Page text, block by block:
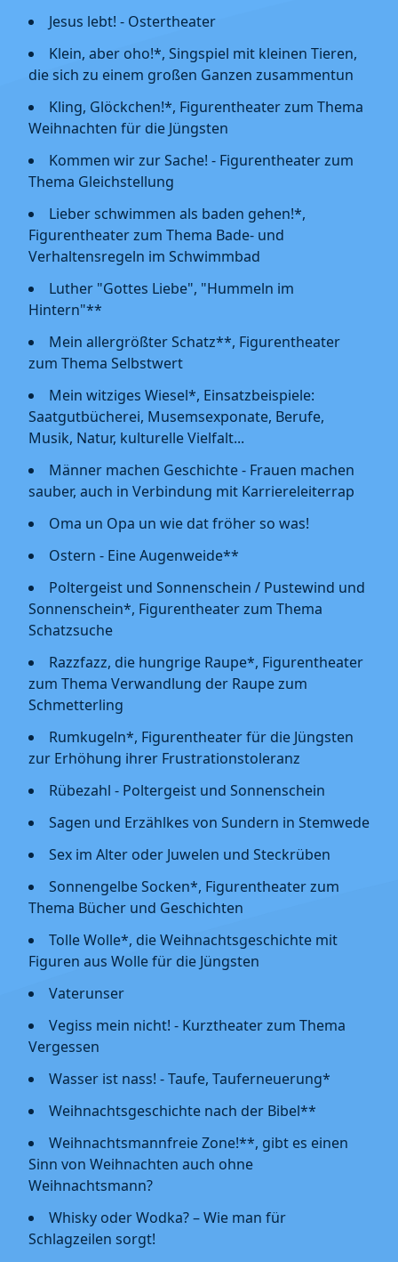
Jesus lebt! - Ostertheater
Klein, aber oho!*, Singspiel mit kleinen Tieren,
die sich zu einem großen Ganzen zusammentun
Kling, Glöckchen!*, Figurentheater zum Thema
Weihnachten für die Jüngsten
Kommen wir zur Sache! - Figurentheater zum
Thema Gleichstellung
Lieber schwimmen als baden gehen!*,
Figurentheater zum Thema Bade- und
Verhaltensregeln im Schwimmbad
Luther "Gottes Liebe", "Hummeln im
Hintern"**
Mein allergrößter Schatz**, Figurentheater
zum Thema Selbstwert
Mein witziges Wiesel*, Einsatzbeispiele:
Saatgutbücherei, Musemsexponate, Berufe,
Musik, Natur, kulturelle Vielfalt...
Männer machen Geschichte - Frauen machen
sauber, auch in Verbindung mit Karriereleiterrap
Oma un Opa un wie dat fröher so was!
Ostern - Eine Augenweide**
Poltergeist und Sonnenschein / Pustewind und
Sonnenschein*, Figurentheater zum Thema
Schatzsuche
Razzfazz, die hungrige Raupe*, Figurentheater
zum Thema Verwandlung der Raupe zum
Schmetterling
Rumkugeln*, Figurentheater für die Jüngsten
zur Erhöhung ihrer Frustrationstoleranz
Rübezahl - Poltergeist und Sonnenschein
Sagen und Erzählkes von Sundern in Stemwede
Sex im Alter oder Juwelen und Steckrüben
Sonnengelbe Socken*, Figurentheater zum
Thema Bücher und Geschichten
Tolle Wolle*, die Weihnachtsgeschichte mit
Figuren aus Wolle für die Jüngsten
Vaterunser
Vegiss mein nicht! - Kurztheater zum Thema
Vergessen
Wasser ist nass! - Taufe, Tauferneuerung*
Weihnachtsgeschichte nach der Bibel**
Weihnachtsmannfreie Zone!**, gibt es einen
Sinn von Weihnachten auch ohne
Weihnachtsmann?
Whisky oder Wodka? – Wie man für
Schlagzeilen sorgt!